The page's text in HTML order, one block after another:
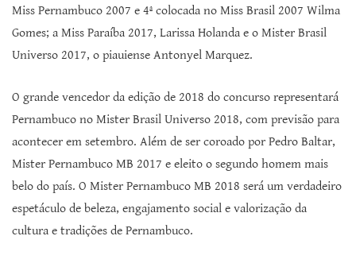
Miss Pernambuco 2007 e 4ª colocada no Miss Brasil 2007 Wilma
Gomes; a Miss Paraíba 2017, Larissa Holanda e o Mister Brasil
Universo 2017, o piauiense Antonyel Marquez.
O grande vencedor da edição de 2018 do concurso representará
Pernambuco no Mister Brasil Universo 2018, com previsão para
acontecer em setembro. Além de ser coroado por Pedro Baltar,
Mister Pernambuco MB 2017 e eleito o segundo homem mais
belo do país. O Mister Pernambuco MB 2018 será um verdadeiro
espetáculo de beleza, engajamento social e valorização da
cultura e tradições de Pernambuco.